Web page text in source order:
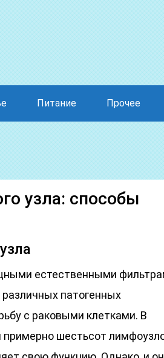
Питание Прочее
узла: способы
естественными
патогенных
с раковыми клетками. В
примерно шестьсот